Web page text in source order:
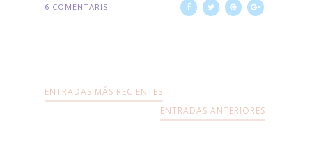
6 COMENTARIS
ENTRADAS MÁS RECIENTES
ENTRADAS ANTERIORES